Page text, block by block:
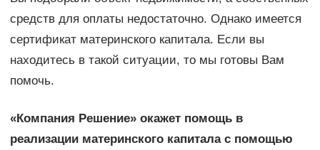
средств для оплаты недостаточно. Однако имеется
сертификат материнского капитала. Если вы
находитесь в такой ситуации, то мы готовы Вам
помочь.
«Компания Решение» окажет помощь в
реализации материнского капитала с помощью